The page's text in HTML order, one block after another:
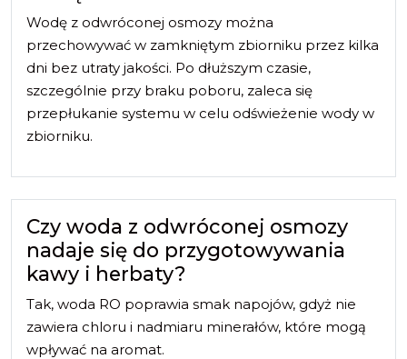
Wodę z odwróconej osmozy można
przechowywać w zamkniętym zbiorniku przez kilka
dni bez utraty jakości. Po dłuższym czasie,
szczególnie przy braku poboru, zaleca się
przepłukanie systemu w celu odświeżenie wody w
zbiorniku.
Czy woda z odwróconej osmozy
nadaje się do przygotowywania
kawy i herbaty?
Tak, woda RO poprawia smak napojów, gdyż nie
zawiera chloru i nadmiaru minerałów, które mogą
wpływać na aromat.